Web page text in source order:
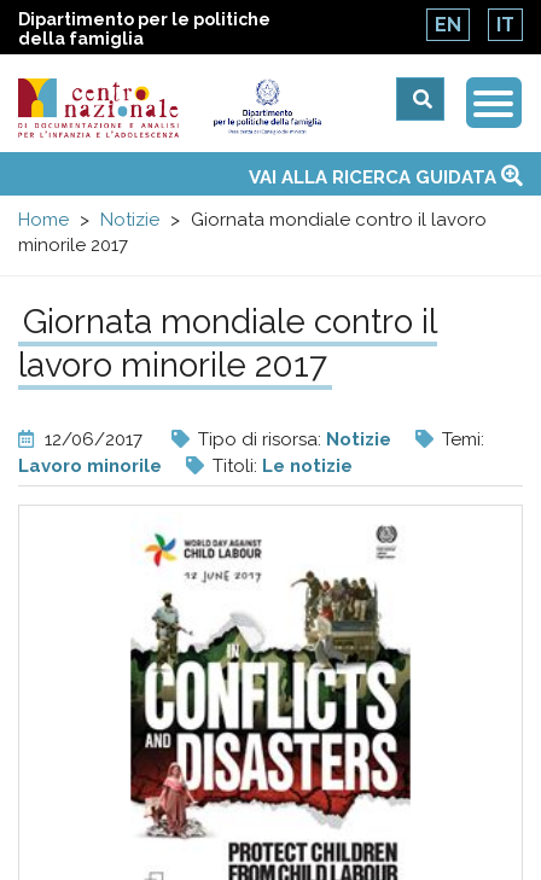
Dipartimento per le politiche
della famiglia
EN IT
Centro
nazionale
di
Documentazione
e
analisi
l'infanzia
l'adolescenza
menu
Temi
Attività
Convenzione ONUVAI ALLA RICERCA GUIDATA
Home
Notizie
Giornata mondiale contro il lavoro
minorile 2017
Giornata mondiale contro il
lavoro minorile 2017
12/06/2017 Tipo di risorsa: Notizie
Temi:
Lavoro minorile
Titoli: Le notizie